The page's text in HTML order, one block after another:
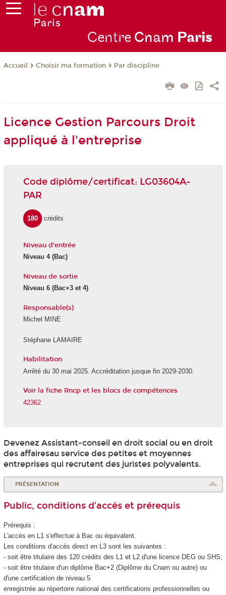
Centre Cnam Paris
Accueil Choisir ma formation Par discipline
Licence Gestion Parcours Droit
appliqué à l'entreprise
Code diplôme/certificat: LG03604A-
PAR
180 crédits
Niveau d'entrée
Niveau 4(Bac)
Niveau de sortie
Niveau 6(Bac+3 et 4)
Responsable(s)
Michel MINE
Stéphane LAMAIRE
Habilitation
Arrêté du 30 mai 2025. Accréditation jusque fin 2029-2030.
Voir la fiche Rncp et les blocs de compétences
42362
Devenez Assistant-conseil en droit social ou en droit
des affairesau service des petites et moyennes
entreprises qui recrutent des juristes polyvalents.
PRÉSENTATION
Public, conditions d’accès et prérequis
Prérequis :
L'accès en L1 s'effectue à Bac ou équivalent.
Les conditions d'accès direct en L3 sont les suivantes :
- soit être titulaire des 120 crédits des L1 et L2 d'une licence DEG ou SHS;
- soit être titulaire d'un diplôme Bac+2 (Diplôme du Cnam ou autre) ou
d'une certification de niveau 5
enregistrée au répertoire national des certifications professionnelles ou